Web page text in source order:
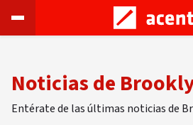
Noticias de
Entérate de las últimas noticias de